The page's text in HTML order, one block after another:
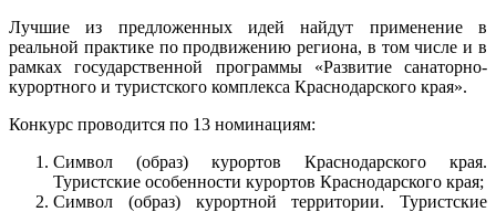
Лучшие из предложенных идей найдут применение в
реальной практике по продвижению региона, в том числе и в
рамках государственной программы «Развитие санаторно-
курортного и туристского комплекса Краснодарского края».
Конкурс проводится по 13 номинациям:
Символ (образ) курортов Краснодарского края.
Туристские особенности курортов Краснодарского края;
Символ (образ) курортной территории. Туристские